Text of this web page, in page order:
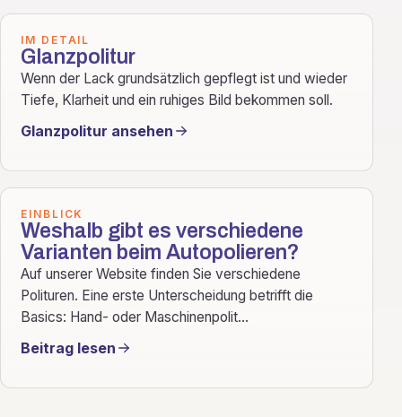
IM DETAIL
Glanzpolitur
Wenn der Lack grundsätzlich gepflegt ist und wieder
Tiefe, Klarheit und ein ruhiges Bild bekommen soll.
Glanzpolitur ansehen
EINBLICK
Weshalb gibt es verschiedene
Varianten beim Autopolieren?
Auf unserer Website finden Sie verschiedene
Polituren. Eine erste Unterscheidung betrifft die
Basics: Hand- oder Maschinenpolit...
Beitrag lesen